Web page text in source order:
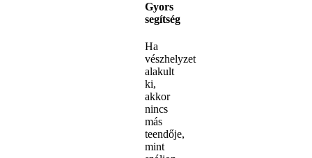
Gyors
segítség
Ha
vészhelyzet
alakult
ki,
akkor
nincs
más
teendője,
mint